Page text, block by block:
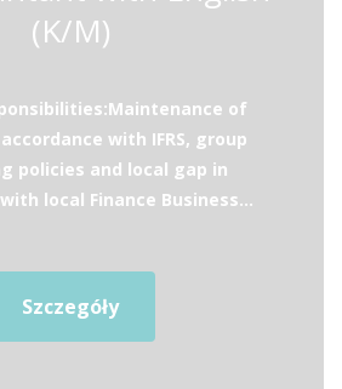
(K/M)
of
with IFRS, group
policies and local gap in
local Finance Business...
Szczegóły